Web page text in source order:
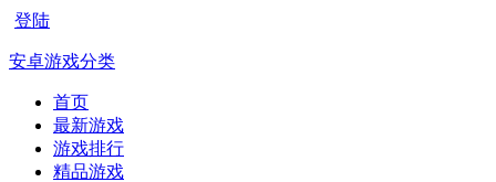
登陆
安卓游戏分类
首页
最新游戏
游戏排行
精品游戏